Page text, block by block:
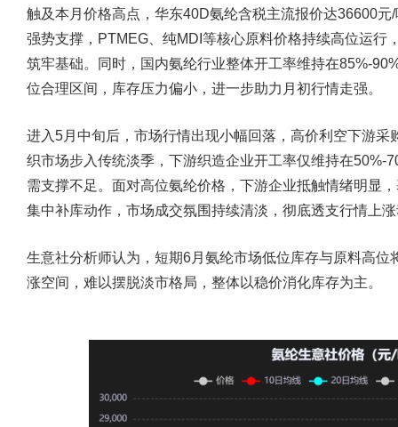
触及本月价格高点，华东40D氨纶含税主流报价达36600
强势支撑，PTMEG、纯MDI等核心原料价格持续高位运行
筑牢基础。同时，国内氨纶行业整体开工率维持在85%-
位合理区间，库存压力偏小，进一步助力月初行情走强。
进入5月中旬后，市场行情出现小幅回落，高价利空下游
织市场步入传统淡季，下游织造企业开工率仅维持在50%-
需支撑不足。面对高位氨纶价格，下游企业抵触情绪明显
集中补库动作，市场成交氛围持续清淡，彻底透支行情上
生意社分析师认为，短期6月氨纶市场低位库存与原料高
涨空间，难以摆脱淡市格局，整体以稳价消化库存为主。